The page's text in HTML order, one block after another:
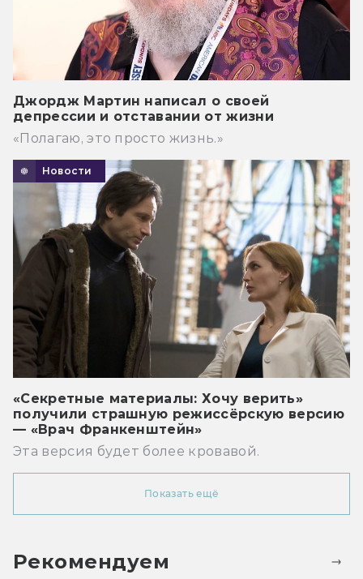
Джордж Мартин написал о своей
депрессии и отставании от жизни
«Полагаю, это просто жизнь.»
Новости
«Секретные материалы: Хочу верить»
получили страшную режиссёрскую версию
— «Врач Франкенштейн»
Эта версия будет более кровавой.
Показать ещё
Рекомендуем